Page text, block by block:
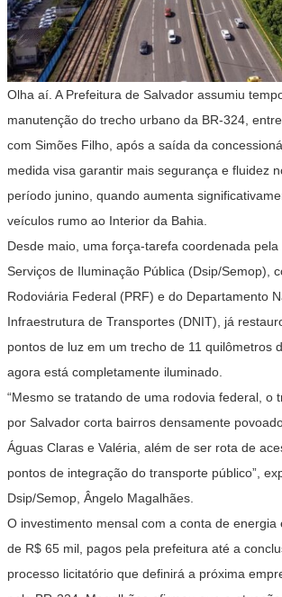
Olha aí. A Prefeitura de Salvador assumiu
manutenção do trecho urbano da BR-324,
com Simões Filho, após a saída da
medida visa garantir mais segurança e fluidez
período junino, quando aumenta
veículos rumo ao Interior da Bahia.
Desde maio, uma força-tarefa coordenada
Serviços de Iluminação Pública (Dsip/Semop),
Rodoviária Federal (PRF) e do Departamento
Infraestrutura de Transportes (DNIT), já
pontos de luz em um trecho de 11 quilômetros
agora está completamente iluminado.
“Mesmo se tratando de uma rodovia federal, o
por Salvador corta bairros densamente
Águas Claras e Valéria, além de ser rota de
pontos de integração do transporte público”,
Dsip/Semop, Ângelo Magalhães.
O investimento mensal com a conta de energia
de R$ 65 mil, pagos pela prefeitura até a
processo licitatório que definirá a próxima